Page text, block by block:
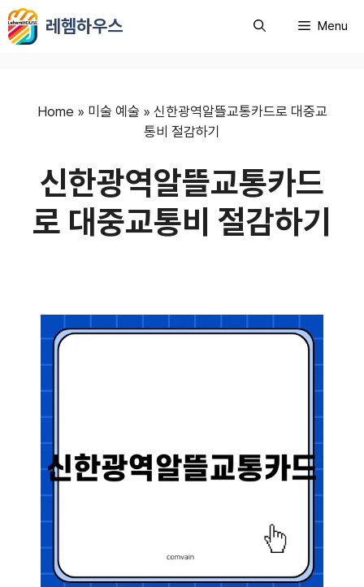
컨
텐
레헴하우스 Menu
Home » 미술 예술 » 신한광역알뜰교통카드로 대중교
통비 절감하기
신한광역알뜰교통카드
로 대중교통비 절감하기